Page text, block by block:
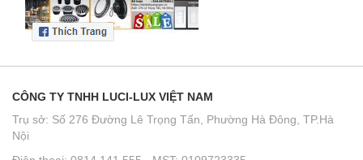
CÔNG TY TNHH LUCI-LUX VIỆT NAM
Trụ sở: Số 276 Đường Lê Trọng Tấn, Phường Hà Đông, TP.Hà
Nội